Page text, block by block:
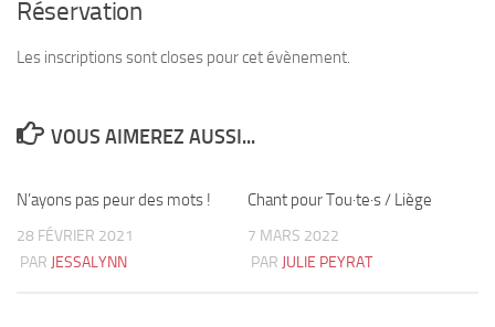
Réservation
Les inscriptions sont closes pour cet évènement.
VOUS AIMEREZ AUSSI...
N’ayons pas peur des mots !
28 FÉVRIER 2021
PAR JESSALYNN
Chant pour Tou·te·s / Liège
7 MARS 2022
PAR JULIE PEYRAT